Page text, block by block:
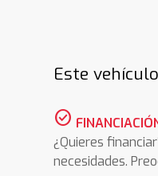
Este
check_circle
¿Quieres
necesidades.